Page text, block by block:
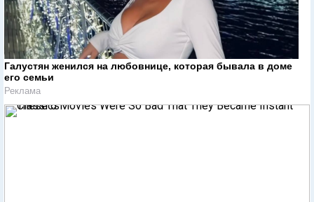
Галустян женился на любовнице, которая бывала в доме
его семьи
Реклама